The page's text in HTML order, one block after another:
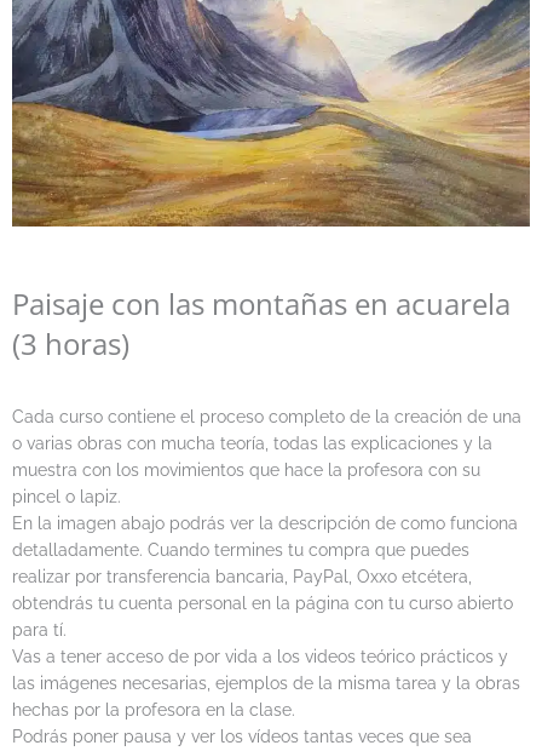
Paisaje con las montañas en acuarela
(3 horas)
Cada curso contiene el proceso completo de la creación de una
o varias obras con mucha teoría, todas las explicaciones y la
muestra con los movimientos que hace la profesora con su
pincel o lapiz.
En la imagen abajo podrás ver la descripción de como funciona
detalladamente. Cuando termines tu compra que puedes
realizar por transferencia bancaria, PayPal, Oxxo etcétera,
obtendrás tu cuenta personal en la página con tu curso abierto
para tí.
Vas a tener acceso de por vida a los videos teórico prácticos y
las imágenes necesarias, ejemplos de la misma tarea y la obras
hechas por la profesora en la clase.
Podrás poner pausa y ver los vídeos tantas veces que sea